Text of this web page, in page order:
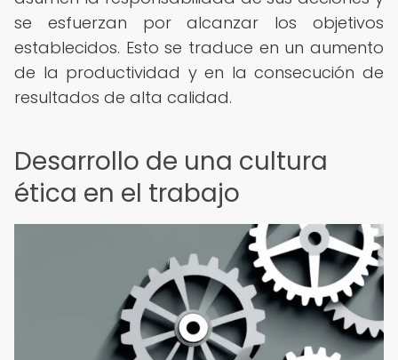
se esfuerzan por alcanzar los objetivos
establecidos. Esto se traduce en un aumento
de la productividad y en la consecución de
resultados de alta calidad.
Desarrollo de una cultura
ética en el trabajo